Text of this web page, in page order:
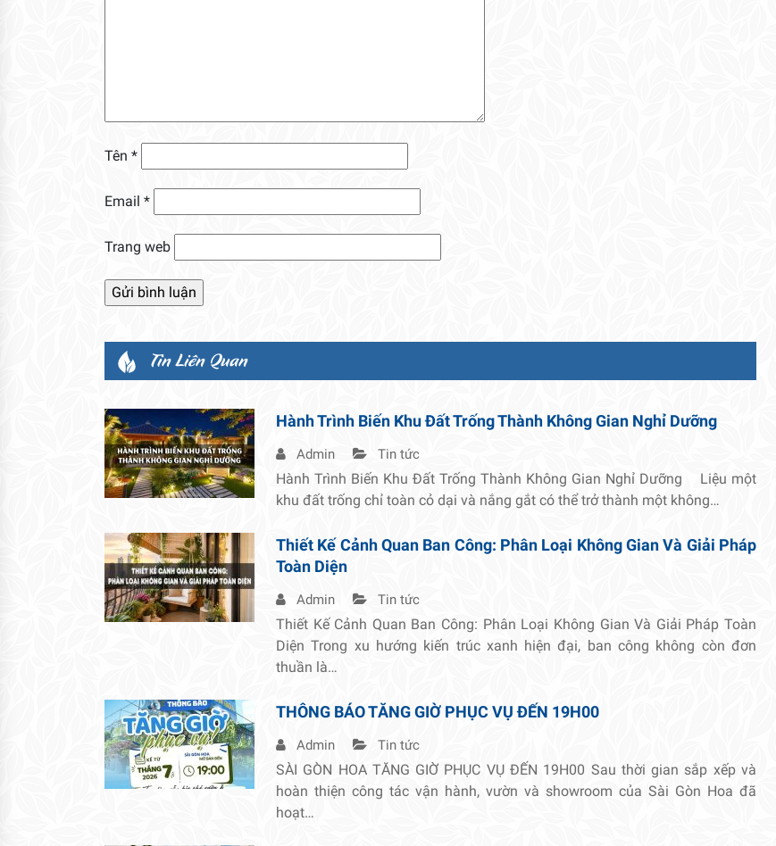
Tên *
Email *
Trang web
Tin Liên Quan
Hành Trình Biến Khu Đất Trống Thành Không Gian Nghỉ Dưỡng
Admin Tin tức
Hành Trình Biến Khu Đất Trống Thành Không Gian Nghỉ Dưỡng Liệu một
khu đất trống chỉ toàn cỏ dại và nắng gắt có thể trở thành một không…
Thiết Kế Cảnh Quan Ban Công: Phân Loại Không Gian Và Giải Pháp
Toàn Diện
Admin Tin tức
Thiết Kế Cảnh Quan Ban Công: Phân Loại Không Gian Và Giải Pháp Toàn
Diện Trong xu hướng kiến trúc xanh hiện đại, ban công không còn đơn
thuần là…
THÔNG BÁO TĂNG GIỜ PHỤC VỤ ĐẾN 19H00
Admin Tin tức
SÀI GÒN HOA TĂNG GIỜ PHỤC VỤ ĐẾN 19H00 Sau thời gian sắp xếp và
hoàn thiện công tác vận hành, vườn và showroom của Sài Gòn Hoa đã
hoạt…